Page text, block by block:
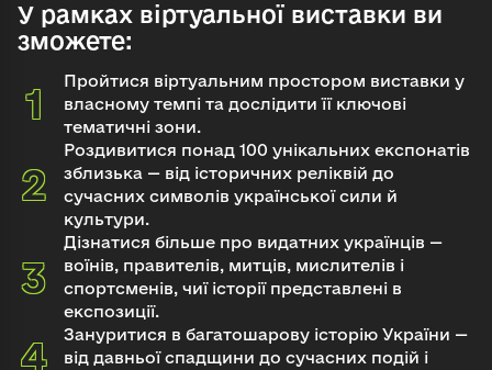
У рамках віртуальної виставки ви
зможете:
Пройтися віртуальним простором виставки у
власному темпі та дослідити її ключові
тематичні зони.
Роздивитися понад 100 унікальних експонатів
зблизька — від історичних реліквій до
сучасних символів української сили й
культури.
Дізнатися більше про видатних українців —
воїнів, правителів, митців, мислителів і
спортсменів, чиї історії представлені в
експозиції.
Зануритися в багатошарову історію України —
від давньої спадщини до сучасних подій і